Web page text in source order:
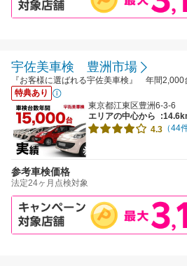
宇佐美車検 豊洲市場
『お客様に選ばれる宇佐美車検』 年間2,000
特典あり
東京都江東区豊洲6-3-6
エリアの中心から
4.3 （44
参考車検価格
法定24ヶ月点検対象